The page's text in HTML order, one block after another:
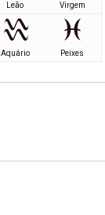
Leão Virgem
Aquário Peixes